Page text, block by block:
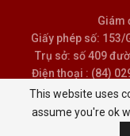
Giám
Giấy phép số: 153/
Trụ sở: số 409
Điện thoại : (84)
Email
This website uses
assume you're ok